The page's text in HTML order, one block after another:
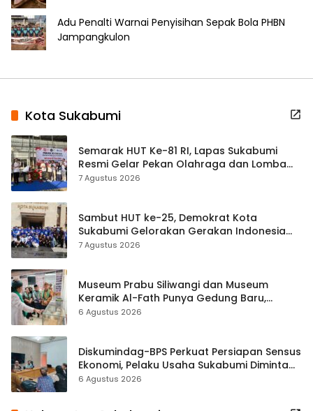
Adu Penalti Warnai Penyisihan Sepak Bola PHBN
Jampangkulon
Kota Sukabumi
Semarak HUT Ke-81 RI, Lapas Sukabumi
Resmi Gelar Pekan Olahraga dan Lomba
Tradisional
7 Agustus 2026
Sambut HUT ke-25, Demokrat Kota
Sukabumi Gelorakan Gerakan Indonesia
ASRI Lewat Aksi Bersih Masjid Agung
7 Agustus 2026
Museum Prabu Siliwangi dan Museum
Keramik Al-Fath Punya Gedung Baru,
Hampir 500 Koleksi Dipisahkan
6 Agustus 2026
Diskumindag-BPS Perkuat Persiapan Sensus
Ekonomi, Pelaku Usaha Sukabumi Diminta
Terbuka Beri Data
6 Agustus 2026